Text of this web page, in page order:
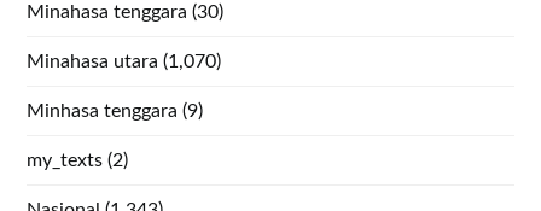
Minahasa tenggara (30)
Minahasa utara (1,070)
Minhasa tenggara (9)
my_texts (2)